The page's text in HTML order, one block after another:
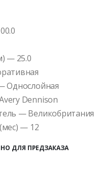
— 25.0
Однослойная
Dennison
— Великобритания
— 12
ДЛЯ ПРЕДЗАКАЗА